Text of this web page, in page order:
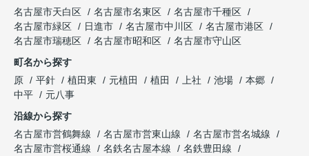
名古屋市天白区
名古屋市名東区
名古屋市千種区
名古屋市緑区
日進市 名古屋市中川区
名古屋市港区
名古屋市瑞穂区
名古屋市昭和区
名古屋市守山区
町名から探す
原
平針 植田東 元植田 植田 上社 池場
本郷
中平
元八事
沿線から探す
名古屋市営鶴舞線
名古屋市営東山線
名古屋市営名城線
名古屋市営桜通線
名鉄名古屋本線
名鉄豊田線